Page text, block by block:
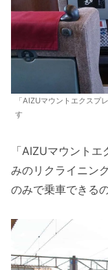
「AIZUマウントエクスプ
す
「AIZUマウント
みのリクライニン
のみで乗車できる